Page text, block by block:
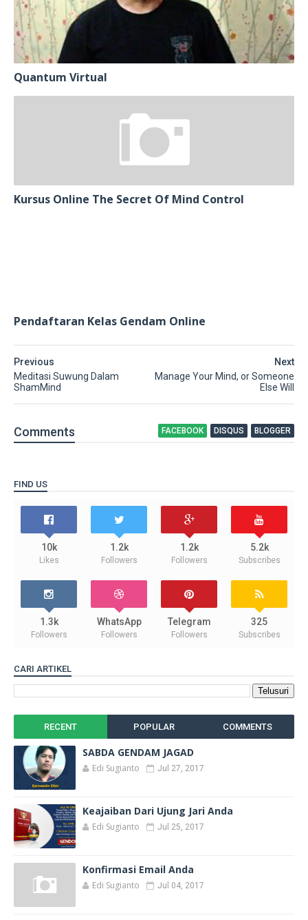
Quantum Virtual
Kursus Online The Secret Of Mind Control
Pendaftaran Kelas Gendam Online
Next
Manage Your Mind, or Someone
Else Will
Previous
Meditasi Suwung Dalam
ShamMind
Comments FACEBOOK DISQUS BLOGGER
FIND US
10k
Likes
1.2k
Followers
1.2k
Followers
5.2k
Subscribes
1.3k
Followers
WhatsApp
Followers
Telegram
Followers
325
Subscribes
CARI ARTIKEL
RECENT POPULAR COMMENTS
SABDA GENDAM JAGAD
Edi Sugianto Jul 27, 2017
Keajaiban Dari Ujung Jari Anda
Edi Sugianto Jul 25, 2017
Konfirmasi Email Anda
Edi Sugianto Jul 04, 2017